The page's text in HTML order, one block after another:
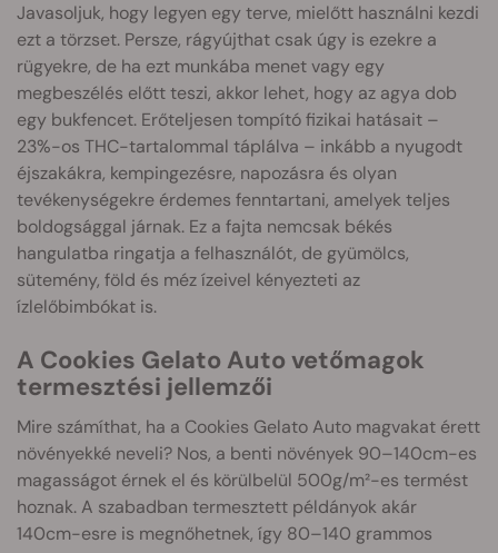
Javasoljuk, hogy legyen egy terve, mielőtt használni kezdi
ezt a törzset. Persze, rágyújthat csak úgy is ezekre a
rügyekre, de ha ezt munkába menet vagy egy
megbeszélés előtt teszi, akkor lehet, hogy az agya dob
egy bukfencet. Erőteljesen tompító fizikai hatásait –
23%-os THC-tartalommal táplálva – inkább a nyugodt
éjszakákra, kempingezésre, napozásra és olyan
tevékenységekre érdemes fenntartani, amelyek teljes
boldogsággal járnak. Ez a fajta nemcsak békés
hangulatba ringatja a felhasználót, de gyümölcs,
sütemény, föld és méz ízeivel kényezteti az
ízlelőbimbókat is.
A Cookies Gelato Auto vetőmagok
termesztési jellemzői
Mire számíthat, ha a Cookies Gelato Auto magvakat érett
növényekké neveli? Nos, a benti növények 90–140cm-es
magasságot érnek el és körülbelül 500g/m²-es termést
hoznak. A szabadban termesztett példányok akár
140cm-esre is megnőhetnek, így 80–140 grammos